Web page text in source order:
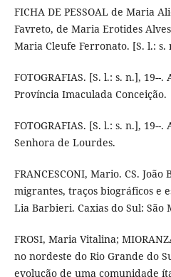
FICHA DE PESSOAL de Maria
Favreto, de Maria Erotides
Maria Cleufe Ferronato. [S. l.: s.
FOTOGRAFIAS. [S. l.: s. n.],
Província Imaculada Conceição.
FOTOGRAFIAS. [S. l.: s. n.], 19--
Senhora de Lourdes.
FRANCESCONI, Mario. CS.
migrantes, traços biográficos e
Lia Barbieri. Caxias do Sul: São
FROSI, Maria Vitalina;
no nordeste do Rio Grande do
evolução de uma comunidade